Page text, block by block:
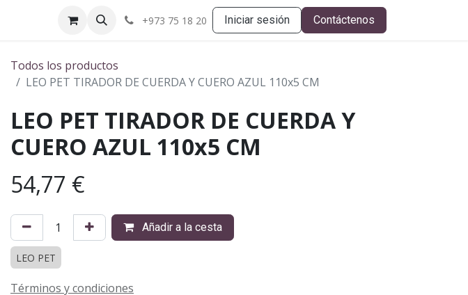
+973 75 18 20 Iniciar sesión Contáctenos
Todos los productos
LEO PET TIRADOR DE CUERDA Y CUERO AZUL 110x5 CM
LEO PET TIRADOR DE CUERDA Y
CUERO AZUL 110x5 CM
54,77 €
Añadir a la cesta
LEO PET
Términos y condiciones